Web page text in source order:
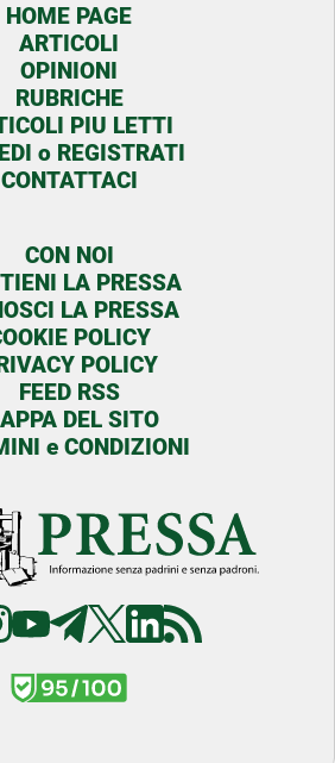
HOME PAGE
ARTICOLI
OPINIONI
RUBRICHE
PIU LETTI
o REGISTRATI
CONTATTACI
CON NOI
LA PRESSA
LA PRESSA
POLICY
POLICY
FEED RSS
DEL SITO
e CONDIZIONI